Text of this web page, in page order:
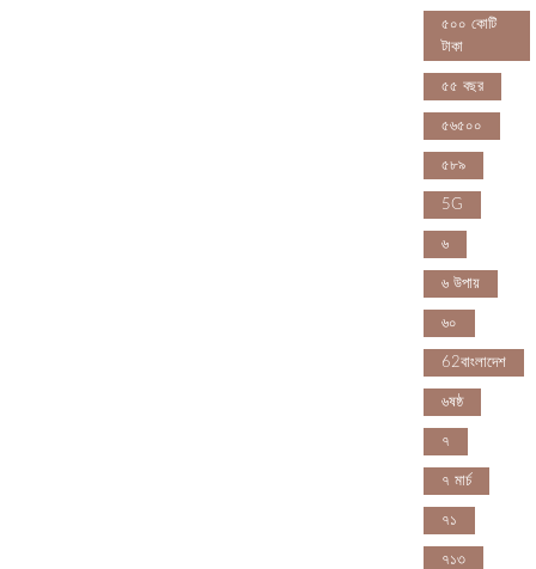
৫০০ কোটি
টাকা
৫৫ বছর
৫৬৫০০
৫৮৯
5G
৬
৬ উপায়
৬০
62বাংলাদেশ
৬ষষ্ঠ
৭
৭ মার্চ
৭১
৭১৩